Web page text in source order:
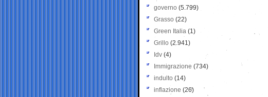
governo (5.799)
Grasso (22)
Green Italia (1)
Grillo (2.941)
Idv (4)
Immigrazione (734)
indulto (14)
inflazione (26)